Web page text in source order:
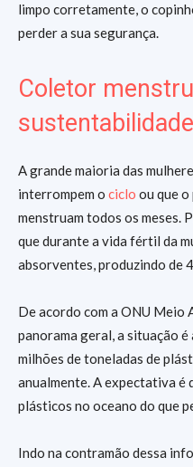
limpo corretamente, o
perder a sua segurança.
Coletor
sustentabilidade
A grande maioria das
interrompem o ciclo ou que
menstruam todos os meses.
que durante a vida fértil da
absorventes, produzindo de
De acordo com a ONU Meio
panorama geral, a situação
milhões de toneladas de
anualmente. A expectativa é
plásticos no oceano do que
Indo na contramão dessa